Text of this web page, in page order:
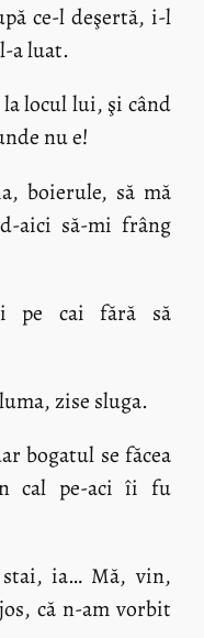
ce-l deşertă, i-l
a luat.
la locul lui, şi când
nu e!
boierule, să mă
aici să-mi frâng
pe cai fără să
zise sluga.
bogatul se făcea
cal pe-aci îi fu
ia… Mă, vin,
că n-am vorbit